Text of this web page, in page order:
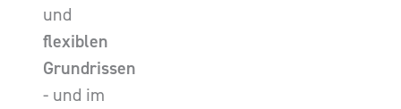
und
flexiblen
Grundrissen
- und im